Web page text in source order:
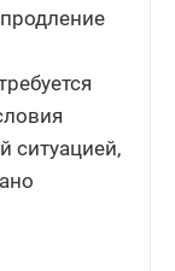
ситуацией,